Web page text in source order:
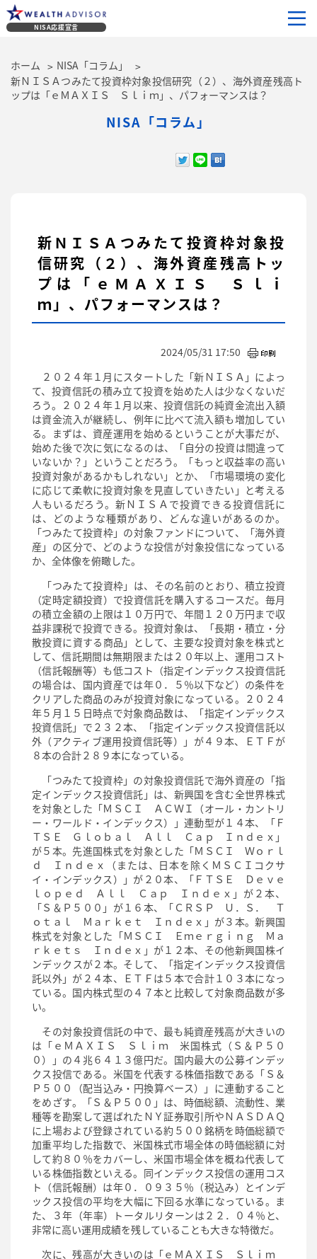
NISA応援宣言
ホーム
NISA「コラム」
新ＮＩＳＡつみたて投資枠対象投信研究（２）、海外資産残高ト
ップは「ｅＭＡＸＩＳ Ｓｌｉｍ」、パフォーマンスは？
NISA「コラム」
新ＮＩＳＡつみたて投資枠対象投
信研究（２）、海外資産残高トッ
プは「ｅＭＡＸＩＳ Ｓｌｉ
ｍ」、パフォーマンスは？
2024/05/31 17:50
２０２４年１月にスタートした「新ＮＩＳＡ」によっ
て、投資信託の積み立て投資を始めた人は少なくないだ
ろう。２０２４年１月以来、投資信託の純資金流出入額
は資金流入が継続し、例年に比べて流入額も増加してい
る。まずは、資産運用を始めるということが大事だが、
始めた後で次に気になるのは、「自分の投資は間違って
いないか？」ということだろう。「もっと収益率の高い
投資対象があるかもしれない」とか、「市場環境の変化
に応じて柔軟に投資対象を見直していきたい」と考える
人もいるだろう。新ＮＩＳＡで投資できる投資信託に
は、どのような種類があり、どんな違いがあるのか。
「つみたて投資枠」の対象ファンドについて、「海外資
産」の区分で、どのような投信が対象投信になっている
か、全体像を俯瞰した。
「つみたて投資枠」は、その名前のとおり、積立投資
（定時定額投資）で投資信託を購入するコースだ。毎月
の積立金額の上限は１０万円で、年間１２０万円まで収
益非課税で投資できる。投資対象は、「長期・積立・分
散投資に資する商品」として、主要な投資対象を株式と
して、信託期間は無期限または２０年以上、運用コスト
（信託報酬等）も低コスト（指定インデックス投資信託
の場合は、国内資産では年０．５％以下など）の条件を
クリアした商品のみが投資対象になっている。２０２４
年５月１５日時点で対象商品数は、「指定インデックス
投資信託」で２３２本、「指定インデックス投資信託以
外（アクティブ運用投資信託等）」が４９本、ＥＴＦが
８本の合計２８９本になっている。
「つみたて投資枠」の対象投資信託で海外資産の「指
定インデックス投資信託」は、新興国を含む全世界株式
を対象とした「ＭＳＣＩ ＡＣＷＩ（オール・カントリ
ー・ワールド・インデックス）」連動型が１４本、「Ｆ
ＴＳＥ Ｇｌｏｂａｌ Ａｌｌ Ｃａｐ Ｉｎｄｅｘ」
が５本。先進国株式を対象とした「ＭＳＣＩ Ｗｏｒｌ
ｄ Ｉｎｄｅｘ（または、日本を除くＭＳＣＩコクサ
イ・インデックス）」が２０本、「ＦＴＳＥ Ｄｅｖｅ
ｌｏｐｅｄ Ａｌｌ Ｃａｐ Ｉｎｄｅｘ」が２本、
「Ｓ＆Ｐ５００」が１６本、「ＣＲＳＰ Ｕ．Ｓ． Ｔ
ｏｔａｌ Ｍａｒｋｅｔ Ｉｎｄｅｘ」が３本。新興国
株式を対象とした「ＭＳＣＩ Ｅｍｅｒｇｉｎｇ Ｍａ
ｒｋｅｔｓ Ｉｎｄｅｘ」が１２本、その他新興国株イ
ンデックスが２本。そして、「指定インデックス投資信
託以外」が２４本、ＥＴＦは５本で合計１０３本になっ
ている。国内株式型の４７本と比較して対象商品数が多
い。
その対象投資信託の中で、最も純資産残高が大きいの
は「ｅＭＡＸＩＳ Ｓｌｉｍ 米国株式（Ｓ＆Ｐ５０
０）」の４兆６４１３億円だ。国内最大の公募インデッ
クス投信である。米国を代表する株価指数である「Ｓ＆
Ｐ５００（配当込み・円換算ベース）」に連動すること
をめざす。「Ｓ＆Ｐ５００」は、時価総額、流動性、業
種等を勘案して選ばれたＮＹ証券取引所やＮＡＳＤＡＱ
に上場および登録されている約５００銘柄を時価総額で
加重平均した指数で、米国株式市場全体の時価総額に対
して約８０％をカバーし、米国市場全体を概ね代表して
いる株価指数といえる。同インデックス投信の運用コス
ト（信託報酬）は年０．０９３５％（税込み）とインデ
ックス投信の平均を大幅に下回る水準になっている。ま
た、３年（年率）トータルリターンは２２．０４％と、
非常に高い運用成績を残していることも大きな特徴だ。
次に、残高が大きいのは「ｅＭＡＸＩＳ Ｓｌｉｍ